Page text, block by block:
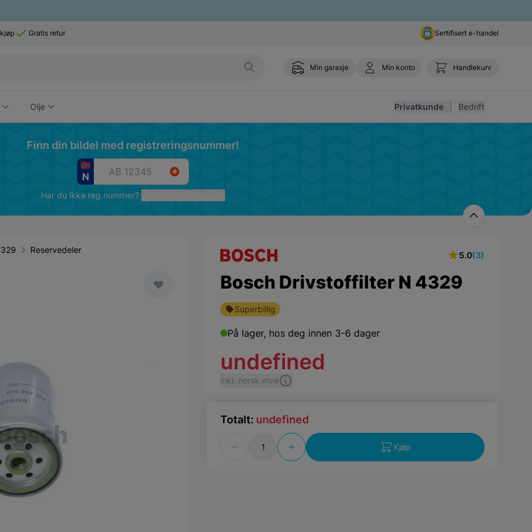
Gratis retur Sertifisert e-handel
Min garasje Min konto Handlekurv
Olje Privatkunde Bedrift
Finn din bildel med registreringsnummer!
Har du ikke reg.nummer?
Reservedeler
5.0(3)
Bosch Drivstoffilter N 4329
Superbillig
På lager, hos deg innen 3-6 dager
Totalt: undefined
Kjøp
undefined
inkl. norsk mva